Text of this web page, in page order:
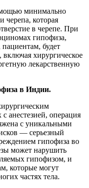
минимально
черепа, которая
в черепе. При
гипофиза,
будет
включая хирургическое
лекарственную
в Индии.
анестезией, операция
с уникальными
— серьезный
гипофиза во
может нарушить
гипофизом, и
которые могут
частях тела.